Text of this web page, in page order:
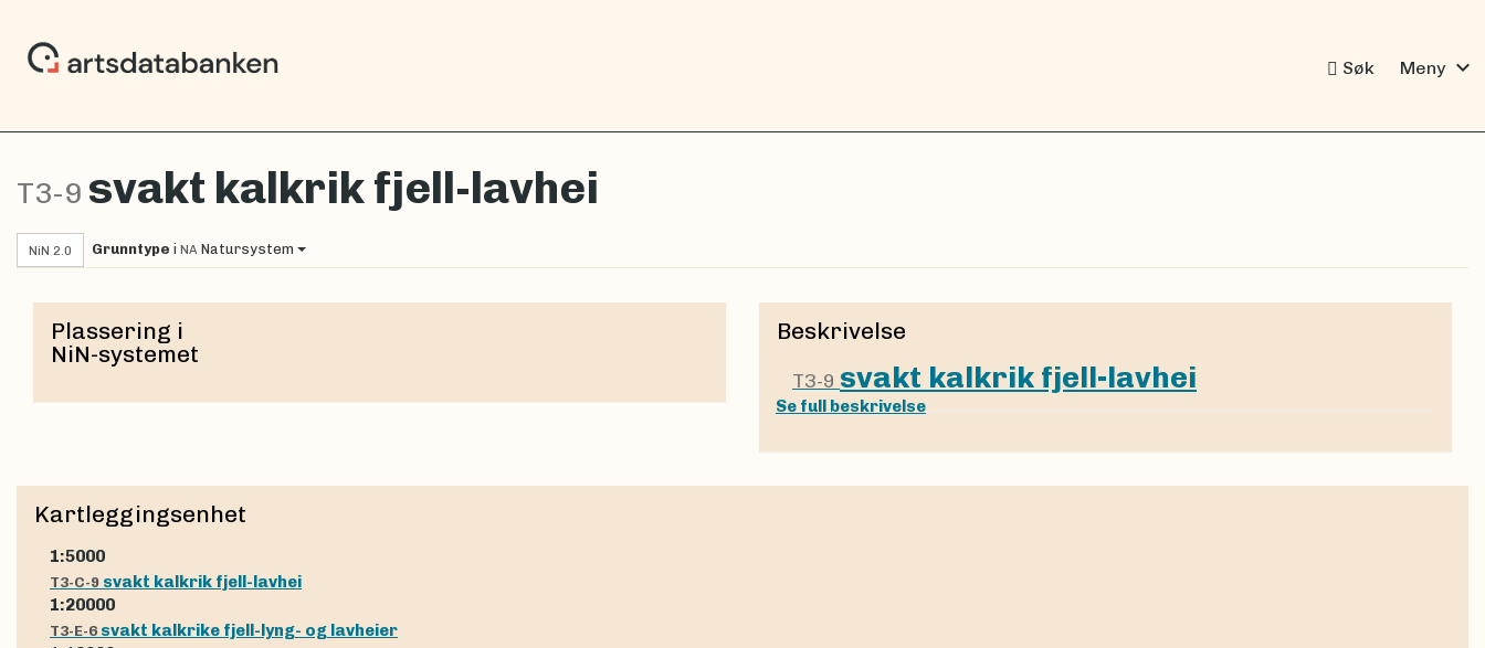
Søk Meny expand_more
T3-9 svakt kalkrik fjell-lavhei
NiN 2.0 Grunntype i NA Natursystem
Plassering i
NiN-systemet
Beskrivelse
T3-9 svakt kalkrik fjell-lavhei
Se full beskrivelse
Kartleggingsenhet
1:5000
T3-C-9 svakt kalkrik fjell-lavhei
1:20000
T3-E-6 svakt kalkrike fjell-lyng- og lavheier